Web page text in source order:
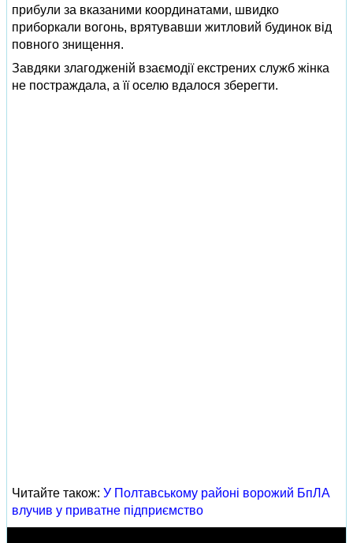
прибули за вказаними координатами, швидко
приборкали вогонь, врятувавши житловий будинок від
повного знищення.
Завдяки злагодженій взаємодії екстрених служб жінка
не постраждала, а її оселю вдалося зберегти.
Читайте також: У Полтавському районі ворожий БпЛА
влучив у приватне підприємство